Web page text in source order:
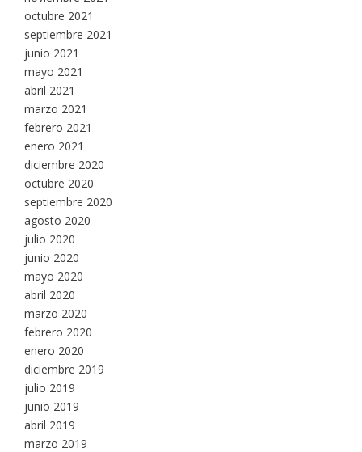
octubre 2021
septiembre 2021
junio 2021
mayo 2021
abril 2021
marzo 2021
febrero 2021
enero 2021
diciembre 2020
octubre 2020
septiembre 2020
agosto 2020
julio 2020
junio 2020
mayo 2020
abril 2020
marzo 2020
febrero 2020
enero 2020
diciembre 2019
julio 2019
junio 2019
abril 2019
marzo 2019